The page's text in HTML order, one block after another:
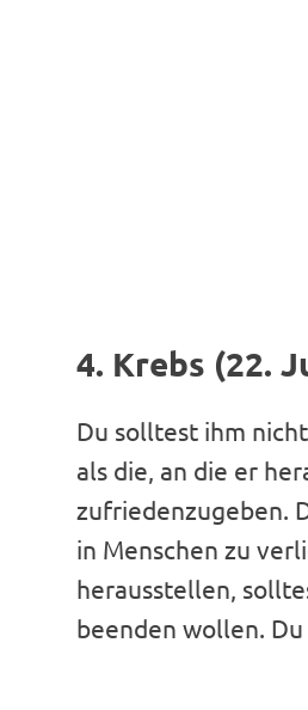
4. Krebs (22.
Du solltest ihm
als die, an die er
zufriedenzugeben.
in Menschen zu
herausstellen,
beenden wollen.